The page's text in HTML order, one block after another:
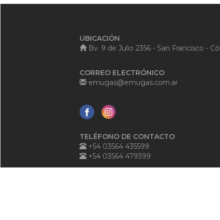
UBICACIÓN
Bv. 9 de Julio 2356 - San Francisco -
CORREO ELECTRÓNICO
emugas@emugas.com.ar
TELÉFONO DE CONTACTO
+54 03564 435599
+54 03564 479399